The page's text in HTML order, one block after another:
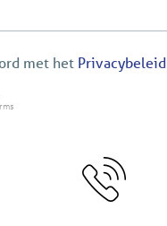
met het Privacybeleid